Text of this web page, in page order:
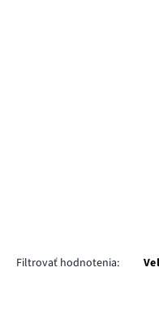
Filtrovať hodnotenia: